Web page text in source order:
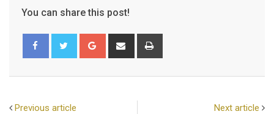
You can share this post!
Previous article Next article